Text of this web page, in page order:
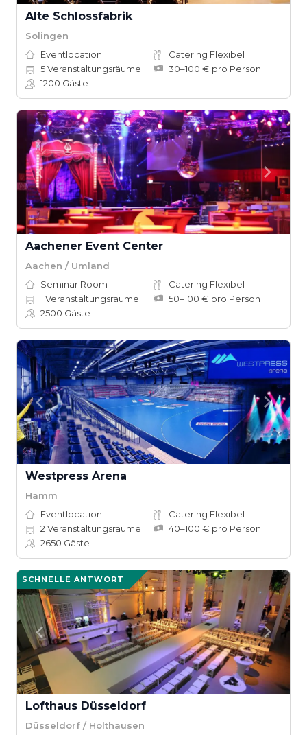
Alte Schlossfabrik
Solingen
Eventlocation
Catering Flexibel
5Veranstaltungsräume
30–100 € pro Person
1200 Gäste
Aachener Event Center
Aachen / Umland
Seminar Room
Catering Flexibel
1 Veranstaltungsräume
50–100 € pro Person
2500 Gäste
Westpress Arena
Hamm
Eventlocation
Catering Flexibel
2 Veranstaltungsräume
40–100 € pro Person
2650 Gäste
SCHNELLE ANTWORT
Lofthaus Düsseldorf
Düsseldorf / Holthausen